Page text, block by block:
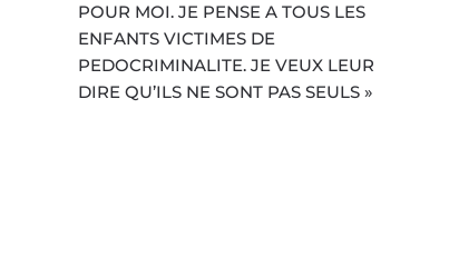
POUR MOI. JE PENSE A TOUS LES
ENFANTS VICTIMES DE
PEDOCRIMINALITE. JE VEUX LEUR
DIRE QU’ILS NE SONT PAS SEULS »